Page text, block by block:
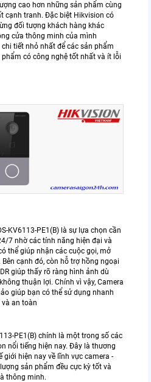
cao hơn những sản phẩm cùng
cạnh tranh. Đặc biệt Hikvision có
đối tượng khách hàng khác
cửa thông minh của mình
tiết nhỏ nhất để các sản phẩm
có công nghệ tốt nhất và ít lỗi
KV6113-PE1(B) là sự lựa chọn cần
7 nhờ các tính năng hiện đại và
thể giúp nhận các cuộc gọi, mở
cạnh đó, còn hỗ trợ hồng ngoại
giúp thấy rõ ràng hình ảnh dù
thuận lợi. Chính vì vậy, Camera
giúp bạn có thể sử dụng nhanh
an toàn
PE1(B) chính là một trong số các
nổi tiếng hiện nay. Đây là thương
hiện nay về lĩnh vực camera -
sản phẩm đều cực kỳ tốt và
thông minh.